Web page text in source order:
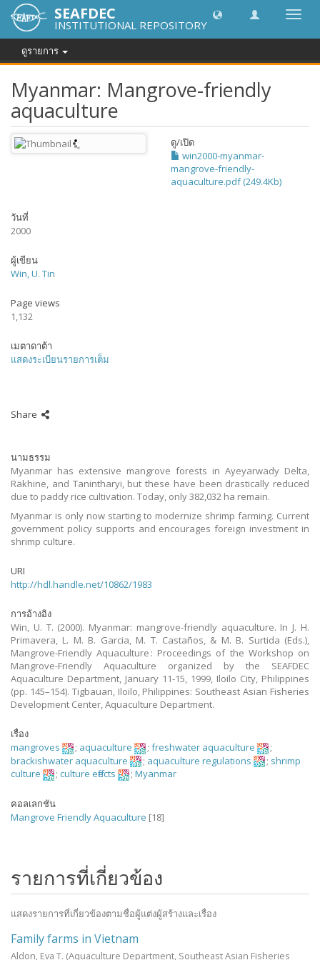
SEAFDEC
INSTITUTIONAL REPOSITORY
ดูรายการ
Myanmar: Mangrove-friendly
aquaculture
ดู/เปิด
win2000-myanmar-
mangrove-friendly-
aquaculture.pdf (249.4Kb)
วันที่
2000
ผู้เขียน
Win, U. Tin
Page views
1,132
เมตาดาต้า
แสดงระเบียนรายการเต็ม
Share
นามธรรม
Myanmar has extensive mangrove forests in Ayeyarwady Delta,
Rakhine, and Tanintharyi, but these have been drastically reduced
due to paddy rice cultivation. Today, only 382,032 ha remain.
Myanmar is only now starting to modernize shrimp farming. Current
government policy supports and encourages foreign investment in
shrimp culture.
URI
http://hdl.handle.net/10862/1983
การอ้างอิง
Win, U. T. (2000). Myanmar: mangrove-friendly aquaculture. In J. H.
Primavera, L. M. B. Garcia, M. T. Castaños, & M. B. Surtida (Eds.),
Mangrove-Friendly Aquaculture : Proceedings of the Workshop on
Mangrove-Friendly Aquaculture organized by the SEAFDEC
Aquaculture Department, January 11-15, 1999, Iloilo City, Philippines
(pp. 145–154). Tigbauan, Iloilo, Philippines: Southeast Asian Fisheries
Development Center, Aquaculture Department.
เรื่อง
mangroves
; aquaculture ; freshwater aquaculture
;
brackishwater aquaculture
; aquaculture regulations ; shrimp
culture
; culture effects ; Myanmar
คอลเลกชัน
Mangrove Friendly Aquaculture [18]
รายการที่เกี่ยวข้อง
แสดงรายการที่เกี่ยวข้องตามชื่อผู้แต่งผู้สร้างและเรื่อง
Family farms in Vietnam
Aldon, Eva T. (Aquaculture Department, Southeast Asian Fisheries